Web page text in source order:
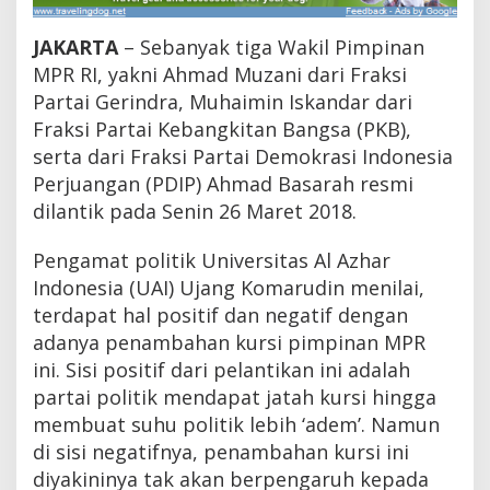
n
e
g
a
t
P
e
n
b
a
a
n
K
u
r
s
i
P
i
JAKARTA– Sebanyak tiga Wakil Pimpinan
MPR RI, yakni Ahmad Muzani dari Fraksi
Partai Gerindra, Muhaimin Iskandar dari
Fraksi Partai Kebangkitan Bangsa (PKB),
serta dari Fraksi Partai Demokrasi Indonesia
Perjuangan (PDIP) Ahmad Basarah resmi
dilantik pada Senin 26 Maret 2018.
Pengamat politik Universitas Al Azhar
Indonesia (UAI) Ujang Komarudin menilai,
terdapat hal positif dan negatif dengan
adanya penambahan kursi pimpinan MPR
ini. Sisi positif dari pelantikan ini adalah
partai politik mendapat jatah kursi hingga
membuat suhu politik lebih ‘adem’. Namun
di sisi negatifnya, penambahan kursi ini
diyakininya tak akan berpengaruh kepada